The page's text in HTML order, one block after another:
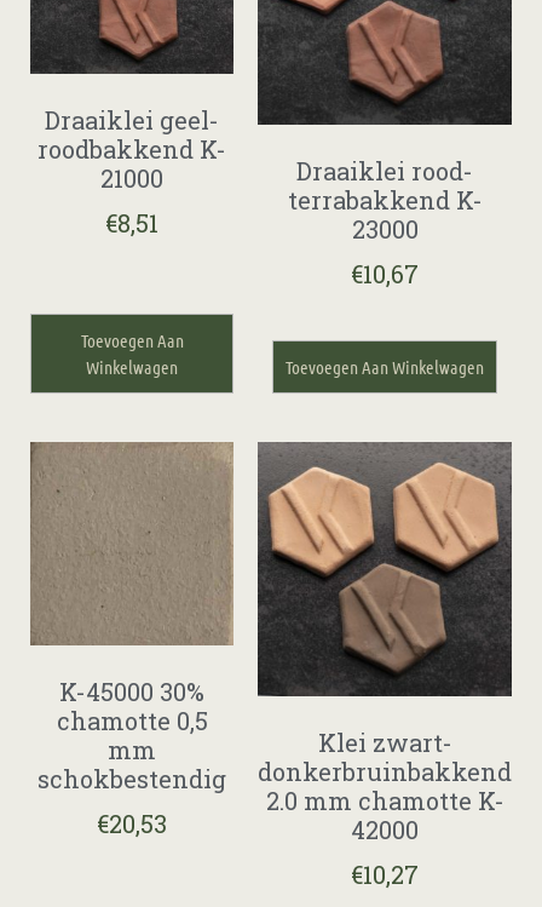
Draaiklei geel-
roodbakkend K-
21000
€8,51
Toevoegen Aan
Winkelwagen
Draaiklei rood-
terrabakkend K-
23000
€10,67
Toevoegen Aan Winkelwagen
K-45000 30%
chamotte 0,5
mm
schokbestendig
€20,53
Klei zwart-
donkerbruinbakkend
2.0 mm chamotte K-
42000
€10,27